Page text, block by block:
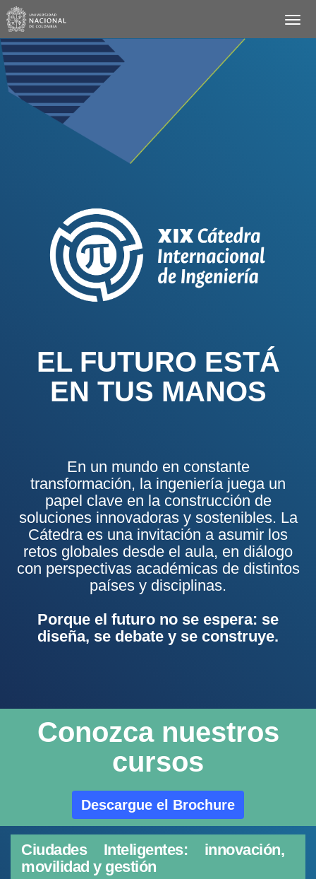
EL FUTURO ESTÁ
EN TUS MANOS
En un mundo en constante
transformación, la ingeniería juega un
papel clave en la construcción de
soluciones innovadoras y sostenibles. La
Cátedra es una invitación a asumir los
retos globales desde el aula, en diálogo
con perspectivas académicas de distintos
países y disciplinas.
Porque el futuro no se espera: se
diseña, se debate y se construye.
Conozca nuestros
cursos
Descargue el Brochure
Ciudades Inteligentes: innovación,
movilidad y gestión